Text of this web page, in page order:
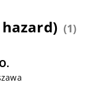
(1)